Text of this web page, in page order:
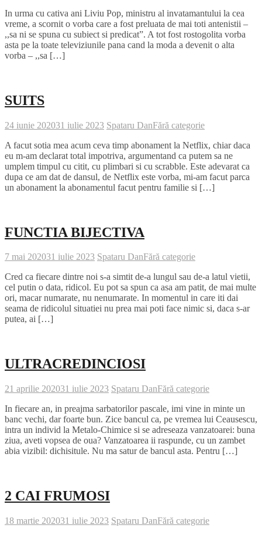
In urma cu cativa ani Liviu Pop, ministru al invatamantului la cea
vreme, a scornit o vorba care a fost preluata de mai toti antenistii –
,,sa ni se spuna cu subiect si predicat”. A tot fost rostogolita vorba
asta pe la toate televiziunile pana cand la moda a devenit o alta
vorba – ,,sa […]
SUITS
24 iunie 202031 iulie 2023 Spataru DanFără categorie
A facut sotia mea acum ceva timp abonament la Netflix, chiar daca
eu m-am declarat total impotriva, argumentand ca putem sa ne
umplem timpul cu citit, cu plimbari si cu scrabble. Este adevarat ca
dupa ce am dat de dansul, de Netflix este vorba, mi-am facut parca
un abonament la abonamentul facut pentru familie si […]
FUNCTIA BIJECTIVA
7 mai 202031 iulie 2023 Spataru DanFără categorie
Cred ca fiecare dintre noi s-a simtit de-a lungul sau de-a latul vietii,
cel putin o data, ridicol. Eu pot sa spun ca asa am patit, de mai multe
ori, macar numarate, nu nenumarate. In momentul in care iti dai
seama de ridicolul situatiei nu prea mai poti face nimic si, daca s-ar
putea, ai […]
ULTRACREDINCIOSI
21 aprilie 202031 iulie 2023 Spataru DanFără categorie
In fiecare an, in preajma sarbatorilor pascale, imi vine in minte un
banc vechi, dar foarte bun. Zice bancul ca, pe vremea lui Ceausescu,
intra un individ la Metalo-Chimice si se adreseaza vanzatoarei: buna
ziua, aveti vopsea de oua? Vanzatoarea ii raspunde, cu un zambet
abia vizibil: dichisitule. Nu ma satur de bancul asta. Pentru […]
2 CAI FRUMOSI
18 martie 202031 iulie 2023 Spataru DanFără categorie